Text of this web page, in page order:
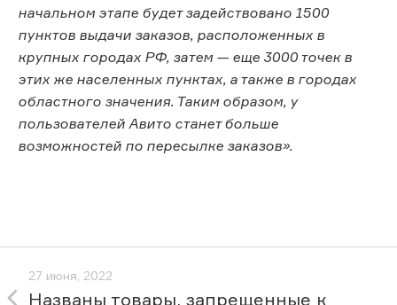
начальном этапе будет задействовано 1500
пунктов выдачи заказов, расположенных в
крупных городах РФ, затем — еще 3000 точек в
этих же населенных пунктах, а также в городах
областного значения. Таким образом, у
пользователей Авито станет больше
возможностей по пересылке заказов».
27 июня, 2022
Названы товары, запрещенные к